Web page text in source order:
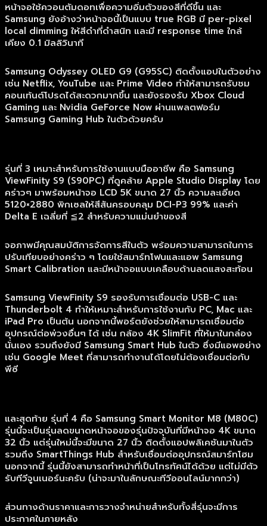
หน้าจอใช้ควอนตัมดอทเพื่อความอิ่มตัวของสีที่ดีขึ้น และ
Samsung ยังอ้างว่าหน้าจอนี้เป็นแบบ true RGB มี per-pixel
local dimming ให้สีดำที่ดำสนิท และมี response time ใกล้
เคียง 0.1 มิลลิวินาที
Samsung Odyssey OLED G9 (G95SC) ติดตั้งแอปในตัวอย่าง
เช่น Netflix, YouTube และ Prime Video ทำให้สามารถรับชม
คอนเท้นต์โปรดได้สะดวกมากขึ้น และยังรองรับ Xbox Cloud
Gaming และ Nvidia GeForce Now ผ่านแพลตฟอร์ม
Samsung Gaming Hub ในตัวด้วยครับ
รุ่นที่ 3 เหมาะสำหรับการใช้งานแบบมืออาชีพ คือ Samsung
ViewFinity S9 (S90PC) ที่ดูคล้าย Apple Studio Display โดย
คร่าวๆ มาพร้อมหน้าจอ LCD 5K ขนาด 27 นิ้ว ความละเอียด
5120×2880 พิกเซลให้สีสันครอบคลุม DCI-P3 99% และค่า
Delta E เฉลี่ยที่ ≦2 สำหรับความแม่นยำของสี
จอภาพมีคุณสมบัติการจัดการสีในตัว พร้อมความสามารถในการ
ปรับเทียบอย่างคร่าว ๆ โดยใช้สมาร์ทโฟนและแอพ Samsung
Smart Calibration และมีหน้าจอแบบเคลือบด้านลดแสงสะท้อน
Samsung ViewFinity S9 รองรับการเชื่อมต่อ USB-C และ
Thunderbolt 4 ทำให้เหมาะสำหรับการใช้งานกับ PC, Mac และ
iPad Pro เป็นต้น นอกจากนี้พอร์ตยังช่วยให้สามารถเชื่อมต่อ
อุปกรณ์ต่อพ่วงอื่นๆ ได้ เช่น กล้อง 4K SlimFit ที่ให้มาในกล่อง
นั่นเอง รวมถึงยังมี Samsung Smart Hub ในตัว ซึ่งมีแอพอย่าง
เช่น Google Meet ที่สามารถทำงานได้โดยไม่ต้องเชื่อมต่อกับ
พีซี
และสุดท้าย รุ่นที่ 4 คือ Samsung Smart Monitor M8 (M80C)
รุ่นนี้จะเป็นรุ่นลดขนาดหน้าจอของรุ่นปัจจุบันที่มีหน้าจอ 4K ขนาด
32 นิ้ว แต่รุ่นใหม่นี้จะมีขนาด 27 นิ้ว ติดตั้งแอปพลิเคชันมาในตัว
รวมถึง SmartThings Hub สำหรับเชื่อมต่ออุปกรณ์สมาร์ทโฮม
นอกจากนี้ รุ่นนี้ยังสามารถทำหน้าที่เป็นโทรทัศน์ได้ด้วย แต่ไม่มีตัว
รับทีวีจูนเนอร์นะครับ (น่าจะมาในลักษณะทีวีออนไลน์มากกว่า)
ส่วนทางด้านราคาและการวางจำหน่ายสำหรับทั้งสี่รุ่นจะมีการ
ประกาศในภายหลัง